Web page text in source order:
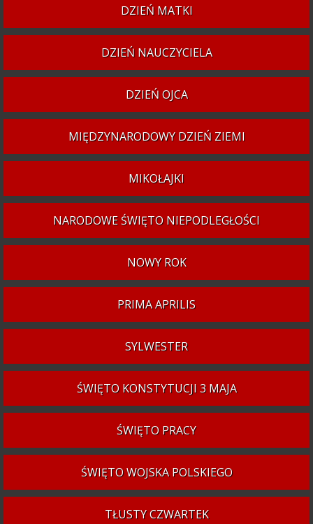
DZIEŃ MATKI
DZIEŃ NAUCZYCIELA
DZIEŃ OJCA
MIĘDZYNARODOWY DZIEŃ ZIEMI
MIKOŁAJKI
NARODOWE ŚWIĘTO NIEPODLEGŁOŚCI
NOWY ROK
PRIMA APRILIS
SYLWESTER
ŚWIĘTO KONSTYTUCJI 3 MAJA
ŚWIĘTO PRACY
ŚWIĘTO WOJSKA POLSKIEGO
TŁUSTY CZWARTEK